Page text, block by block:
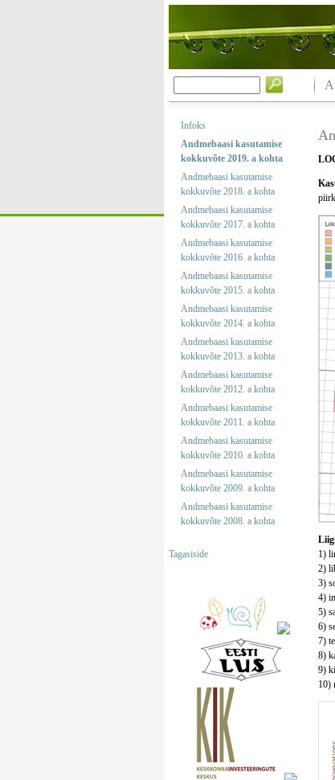
Infoks
Andmebaasi kasutamise
kokkuvõte 2019. a kohta
Andmebaasi kasutamise
kokkuvõte 2018. a kohta
Andmebaasi kasutamise
kokkuvõte 2017. a kohta
Andmebaasi kasutamise
kokkuvõte 2016. a kohta
Andmebaasi kasutamise
kokkuvõte 2015. a kohta
Andmebaasi kasutamise
kokkuvõte 2014. a kohta
Andmebaasi kasutamise
kokkuvõte 2013. a kohta
Andmebaasi kasutamise
kokkuvõte 2012. a kohta
Andmebaasi kasutamise
kokkuvõte 2011. a kohta
Andmebaasi kasutamise
kokkuvõte 2010. a kohta
Andmebaasi kasutamise
kokkuvõte 2009. a kohta
Andmebaasi kasutamise
kokkuvõte 2008. a kohta
Tagasiside
1)
2)
3)
4)
5)
6)
7)
8)
9)
10)